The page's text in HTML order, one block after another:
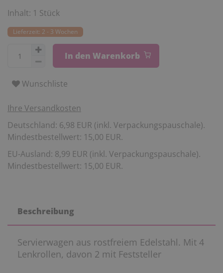
Inhalt: 1 Stück
Lieferzeit: 2 - 3 Wochen
In den Warenkorb
Wunschliste
Ihre Versandkosten
Deutschland: 6,98 EUR (inkl. Verpackungspauschale).
Mindestbestellwert: 15,00 EUR.
EU-Ausland: 8,99 EUR (inkl. Verpackungspauschale).
Mindestbestellwert: 15,00 EUR.
Beschreibung
Servierwagen aus rostfreiem Edelstahl. Mit 4
Lenkrollen, davon 2 mit Feststeller